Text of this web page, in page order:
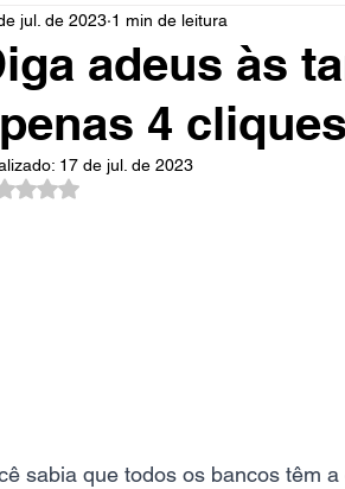
adeus às
4 cliques
jul. de 2023 1 min de leitura
17 de jul. de 2023
Avaliado com NaN de 5 estrelas.
sabia que todos os bancos têm